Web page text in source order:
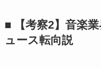
■ 【考察2】音楽
ュース転向説